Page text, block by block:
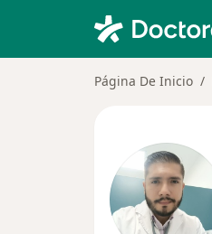
Página De Inicio